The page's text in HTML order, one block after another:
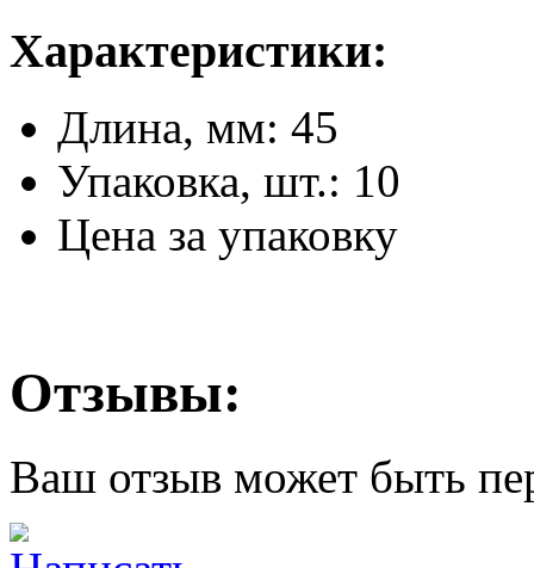
Характеристики:
Длина, мм: 45
Упаковка, шт.: 10
Цена за упаковку
Отзывы:
Ваш отзыв может быть